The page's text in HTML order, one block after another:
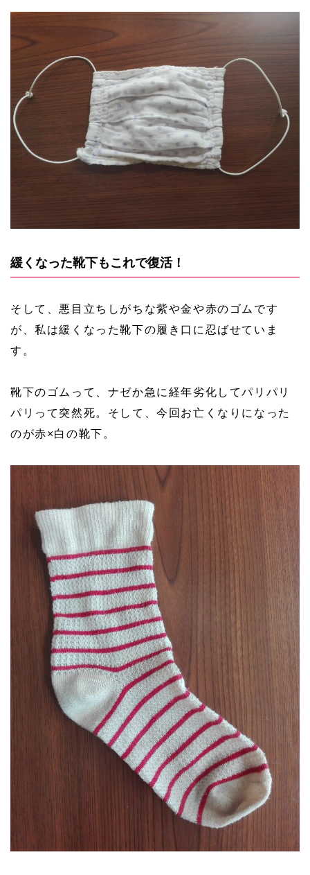
緩くなった靴下もこれで復活！
そして、悪目立ちしがちな紫や金や赤のゴムです
が、私は緩くなった靴下の履き口に忍ばせていま
す。
靴下のゴムって、ナゼか急に経年劣化してパリパリ
パリって突然死。そして、今回お亡くなりになった
のが赤×白の靴下。